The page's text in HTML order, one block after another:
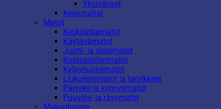
Yksiväriset
Keinonahat
Matot
Keskilattiamatot
Käytävämatot
Juutti- ja sisalmatot
Kosteantilanmatot
Kylpyhuonematot
Liukuestematot ja tarvikkeet
Parveke ja kynnysmatot
Puuvilla- ja räsymatot
Makuuhuone